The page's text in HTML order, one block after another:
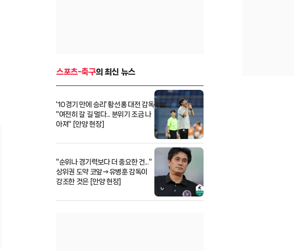
스포츠-축구의 최신 뉴스
'10경기 만에 승리' 황선홍 대전 감독
"여전히 갈 길 멀다... 분위기 조금 나
아져" [안양 현장]
"순위나 경기력보다 더 중요한 건..."
상위권 도약 코앞→유병훈 감독이
강조한 것은 [안양 현장]